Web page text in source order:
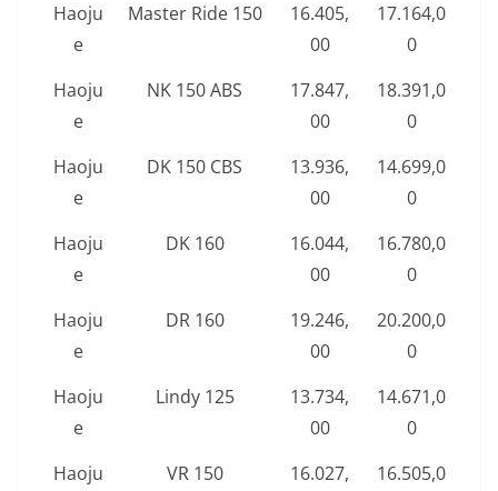
Haoju
e
Master Ride 150
16.405,
00
17.164,0
0
Haoju
e
NK 150 ABS
17.847,
00
18.391,0
0
Haoju
e
DK 150 CBS
13.936,
00
14.699,0
0
Haoju
e
DK 160
16.044,
00
16.780,0
0
Haoju
e
DR 160
19.246,
00
20.200,0
0
Haoju
e
Lindy 125
13.734,
00
14.671,0
0
Haoju
VR 150
16.027,
16.505,0